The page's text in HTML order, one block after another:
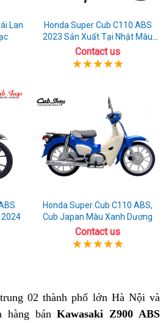
Lan
Honda Super Cub C110 ABS
2023 Sản Xuất Tại Nhật Màu
Cam
Contact us
2024
Honda Super Cub C110 ABS,
Cub Japan Màu Xanh Dương
Contact us
02 thành phố lớn Hà Nội và
hàng bánKawasaki Z900 ABS